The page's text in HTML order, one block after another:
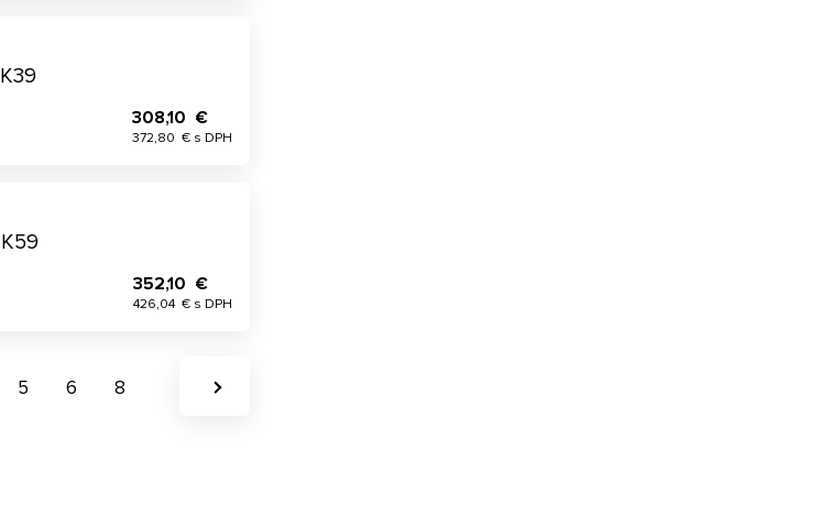
308,10 €
372,80 € s DPH
352,10 €
426,04 € s DPH
5 6 8